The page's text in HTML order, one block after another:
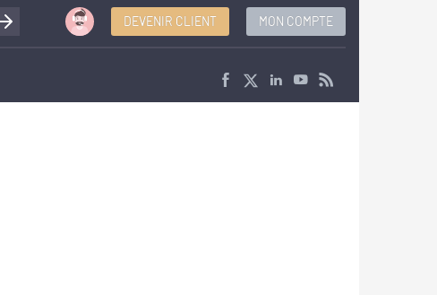
DEVENIR CLIENT MON COMPTE